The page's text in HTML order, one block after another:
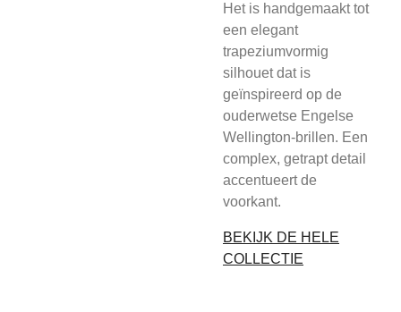
Het is handgemaakt tot
een elegant
trapeziumvormig
silhouet dat is
geïnspireerd op de
ouderwetse Engelse
Wellington-brillen. Een
complex, getrapt detail
accentueert de
voorkant.
BEKIJK DE HELE
COLLECTIE